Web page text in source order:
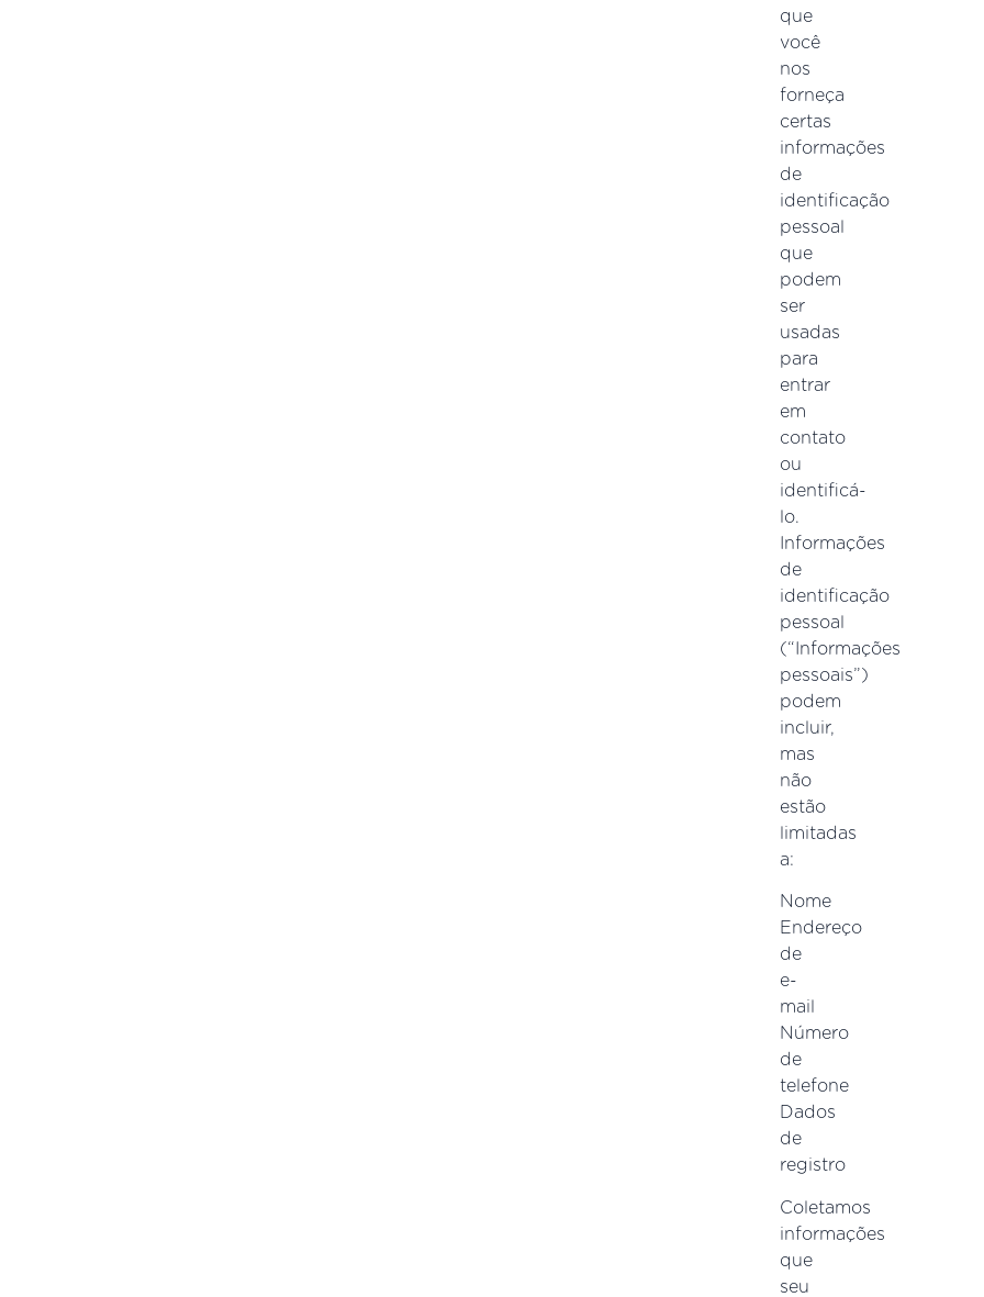
que
você
nos
forneça
certas
informações
de
identificação
pessoal
que
podem
ser
usadas
para
entrar
em
contato
ou
identificá-
lo.
Informações
de
identificação
pessoal
(“Informações
pessoais”)
podem
incluir,
mas
não
estão
limitadas
a:
Nome
Endereço
de
e-
mail
Número
de
telefone
Dados
de
registro
Coletamos
informações
que
seu